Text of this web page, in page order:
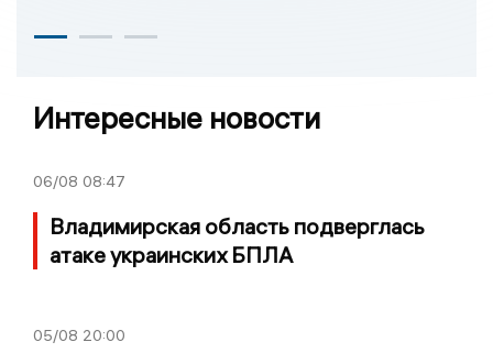
Интересные новости
06/08 08:47
Владимирская область подверглась
атаке украинских БПЛА
05/08 20:00